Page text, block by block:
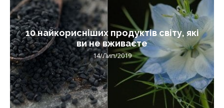
10 найкорисніших продуктів світу, які
ви не вживаєте
14/Лип/2019